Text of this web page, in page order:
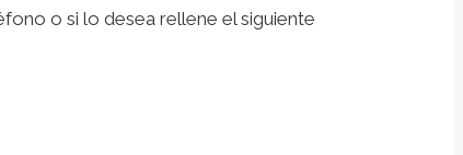
o si lo desea rellene el siguiente